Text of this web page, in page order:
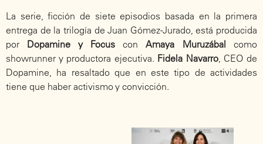
La serie, ficción de siete episodios basada en la primera
entrega de la trilogía de Juan Gómez-Jurado, está producida
por Dopamine y FocusconAmaya Muruzábal como
showrunner y productora ejecutiva. Fidela Navarro, CEO de
Dopamine, ha resaltado que en este tipo de actividades
tiene que haber activismo y convicción.